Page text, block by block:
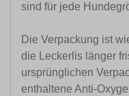
sind für jede
Die Verpackung ist
die Leckerlis länger
ursprünglichen
enthaltene Anti-